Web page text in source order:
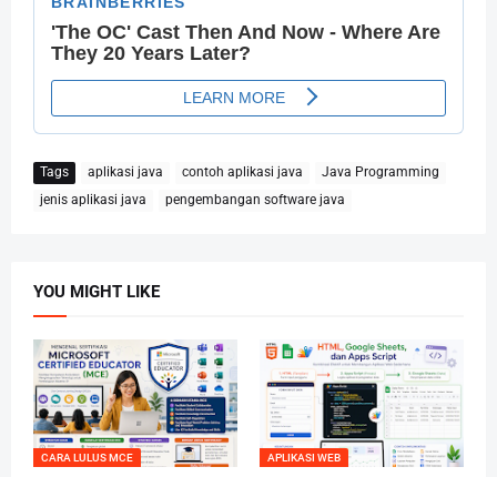
Tags aplikasi java contoh aplikasi java
Java Programming
jenis aplikasi java
pengembangan software java
YOU MIGHT LIKE
CARA LULUS MCE APLIKASI WEB